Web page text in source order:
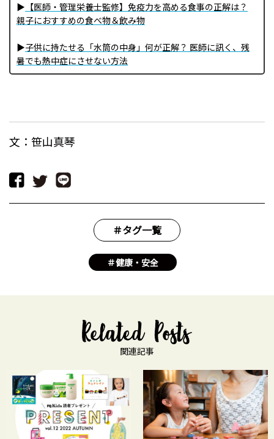
▶ 【医師・管理栄養士監修】免疫力を高める食事の正解は？
親子におすすめの食べ物＆飲み物
▶子供に持たせる「水筒の中身」何が正解？ 医師に訊く、残
暑でも熱中症にさせない方法
文：笹山真琴
＃タグ一覧
＃健康・安全
関連記事